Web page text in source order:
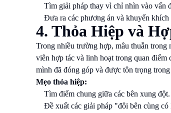
Tìm giải pháp thay vì chỉ nhìn vào vấn
Đưa ra các phương án và khuyến
4. Thỏa Hiệp và
Trong nhiều trường hợp, mâu thuẫn
viên hợp tác và linh hoạt trong quan
mình đã đóng góp và được tôn trọng
Mẹo thỏa hiệp:
Tìm điểm chung giữa các bên xung đột.
Đề xuất các giải pháp "đôi bên cùng